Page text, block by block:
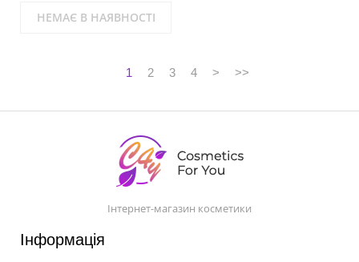
НЕМАЄ В НАЯВНОСТІ
1 2 3 4 > >>
Інтернет-магазин косметики
Інформація